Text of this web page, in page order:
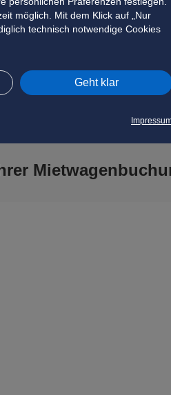
möglich. Mit dem Klick auf „Nur
technisch notwendige Cookies
Geht klar